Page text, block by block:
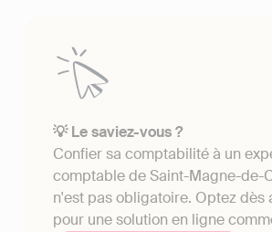
💡 Le saviez-vous ?
Confier sa comptabilité à un
comptable de Saint-Magne-de-
n'est pas obligatoire. Optez dès
pour une solution en ligne